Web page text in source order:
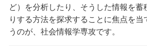
ど）を分析したり、そうした情報を蓄
りする方法を探求することに焦点を当
うのが、社会情報学専攻です。